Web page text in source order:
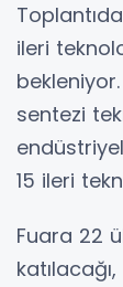
ileri
sentezi
15 ileri
Fuara 22